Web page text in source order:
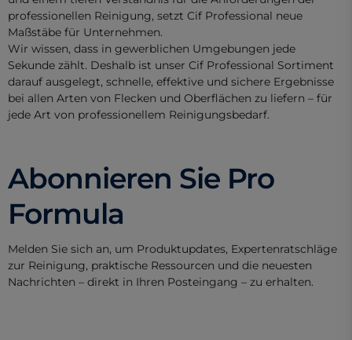
professionellen Reinigung, setzt Cif Professional neue
Maßstäbe für Unternehmen.
Wir wissen, dass in gewerblichen Umgebungen jede
Sekunde zählt. Deshalb ist unser Cif Professional Sortiment
darauf ausgelegt, schnelle, effektive und sichere Ergebnisse
bei allen Arten von Flecken und Oberflächen zu liefern – für
jede Art von professionellem Reinigungsbedarf.
Abonnieren Sie Pro
Formula
Melden Sie sich an, um Produktupdates, Expertenratschläge
zur Reinigung, praktische Ressourcen und die neuesten
Nachrichten – direkt in Ihren Posteingang – zu erhalten.